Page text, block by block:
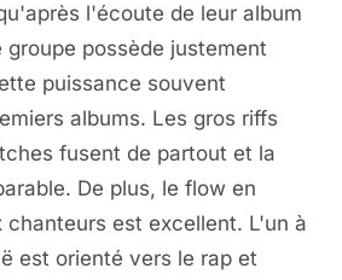
l'écoute de leur album
groupe possède justement
puissance souvent
albums. Les gros riffs
fusent de partout et la
De plus, le flow en
chanteurs est excellent. L'un à
est orienté vers le rap et